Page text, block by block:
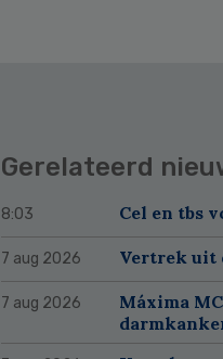
Gerelateerd
8:03 Cel en tbs
7 aug 2026 Vertrek uit
7 aug 2026
Máxima